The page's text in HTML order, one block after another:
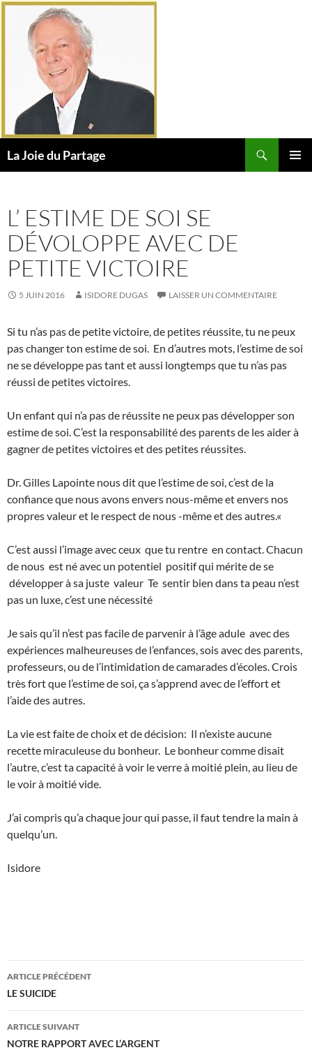
Aller
contenu
La Joie du Partage
L’ ESTIME DE SOI SE
DÉVOLOPPE AVEC DE
PETITE VICTOIRE
5 JUIN 2016 ISIDORE DUGAS LAISSER UN COMMENTAIRE
Si tu n’as pas de petite victoire, de petites réussite, tu ne peux
pas changer ton estime de soi. En d’autres mots, l’estime de soi
ne se développe pas tant et aussi longtemps que tu n’as pas
réussi de petites victoires.
Un enfant qui n’a pas de réussite ne peux pas développer son
estime de soi. C’est la responsabilité des parents de les aider à
gagner de petites victoires et des petites réussites.
Dr. Gilles Lapointe nous dit que l’estime de soi, c’est de la
confiance que nous avons envers nous-même et envers nos
propres valeur et le respect de nous -même et des autres.«
C’est aussi l’image avec ceux que tu rentre en contact. Chacun
de nous est né avec un potentiel positif qui mérite de se
développer à sa juste valeur Te sentir bien dans ta peau n’est
pas un luxe, c’est une nécessité
Je sais qu’il n’est pas facile de parvenir à l’âge adule avec des
expériences malheureuses de l’enfances, sois avec des parents,
professeurs, ou de l’intimidation de camarades d’écoles. Crois
très fort que l’estime de soi, ça s’apprend avec de l’effort et
l’aide des autres.
La vie est faite de choix et de décision: Il n’existe aucune
recette miraculeuse du bonheur. Le bonheur comme disait
l’autre, c’est ta capacité à voir le verre à moitié plein, au lieu de
le voir à moitié vide.
J’ai compris qu’a chaque jour qui passe, il faut tendre la main à
quelqu’un.
Isidore
Navigation
des
articles
ARTICLE PRÉCÉDENT
LE SUICIDE
ARTICLE SUIVANT
NOTRE RAPPORT AVEC L’ARGENT